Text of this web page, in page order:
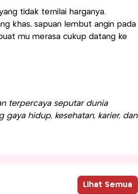
tidak ternilai harganya.
khas, sapuan lembut angin pada
mu merasa cukup datang ke
terpercaya seputar dunia
hidup, kesehatan, karier, dan
Lihat Semua